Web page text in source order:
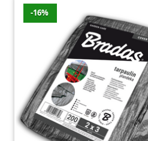
-16%